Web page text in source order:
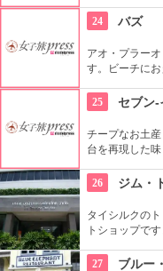
メです。
24 バズ
アオ・プラー
す。ビーチに
25
セブン-
チープなお土
台を再現した
のお土産に最
のお菓子の日本
26 ジム・
タイシルクの
トショップで
売場で洋服や
27 ブルー